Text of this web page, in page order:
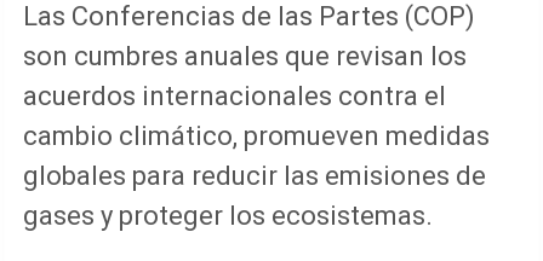
Las Conferencias de las Partes (COP)
son cumbres anuales que revisan los
acuerdos internacionales contra el
cambio climático, promueven medidas
globales para reducir las emisiones de
gases y proteger los ecosistemas.